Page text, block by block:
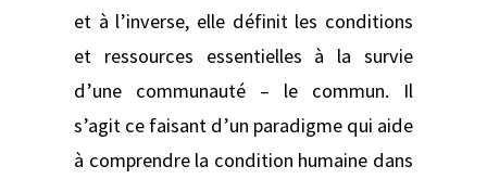
et à l’inverse, elle définit les conditions
et ressources essentielles à la survie
d’une communauté – le commun. Il
s’agit ce faisant d’un paradigme qui aide
à comprendre la condition humaine dans